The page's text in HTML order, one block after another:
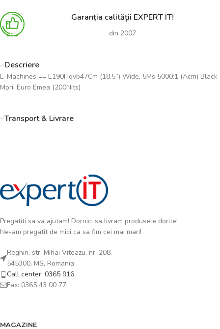
Garanția calității EXPERT IT!
din 2007
Descriere
E-Machines == E190Hqvb47Cm (18.5”) Wide, 5Ms 5000:1 (Acm) Black
Mprii Euro Emea (200Nits)
Transport & Livrare
Pregatiti sa va ajutam! Dornici sa livram produsele dorite!
Ne-am pregatit de mici ca sa fim cei mai mari!
Reghin, str. Mihai Viteazu, nr. 208,
545300, MS, Romania
Call center: 0365 916
Fax: 0365 43 00 77
MAGAZINE